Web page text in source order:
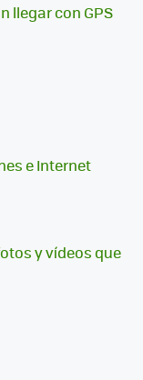
llegar con GPS
e Internet
y vídeos que